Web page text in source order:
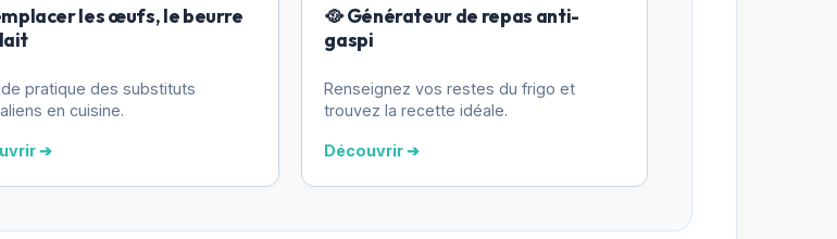
les œufs, le beurre
pratique des substituts
en cuisine.
➔
🥘 Générateur de repas anti-
gaspi
Renseignez vos restes du frigo et
trouvez la recette idéale.
Découvrir ➔